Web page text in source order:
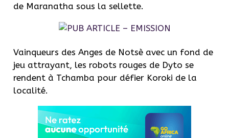
de Maranatha sous la sellette.
Vainqueurs des Anges de Notsè avec un fond de
jeu attrayant, les robots rouges de Dyto se
rendent à Tchamba pour défier Koroki de la
localité.